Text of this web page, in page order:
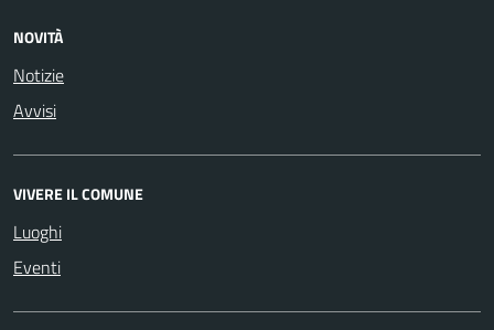
NOVITÀ
Notizie
Avvisi
VIVERE IL COMUNE
Luoghi
Eventi